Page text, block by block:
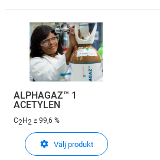
ALPHAGAZ™ 1
ACETYLEN
C2H2 ≥ 99,6 %
Välj produkt